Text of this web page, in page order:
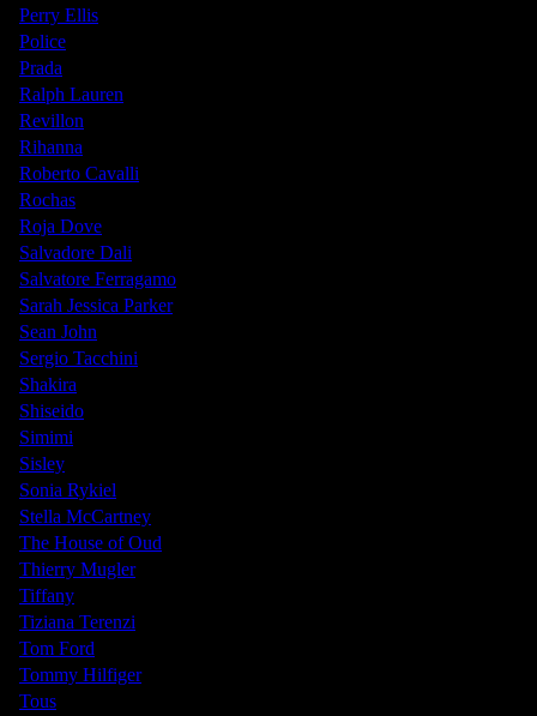
Perry Ellis
Police
Prada
Ralph Lauren
Revillon
Rihanna
Roberto Cavalli
Rochas
Roja Dove
Salvadore Dali
Salvatore Ferragamo
Sarah Jessica Parker
Sean John
Sergio Tacchini
Shakira
Shiseido
Simimi
Sisley
Sonia Rykiel
Stella McCartney
The House of Oud
Thierry Mugler
Tiffany
Tiziana Terenzi
Tom Ford
Tommy Hilfiger
Tous